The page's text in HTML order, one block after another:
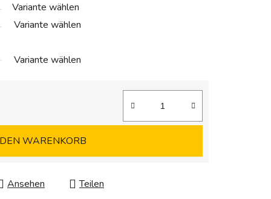
Variante wählen
Variante wählen
Variante wählen
WARENKORB
Ansehen Teilen